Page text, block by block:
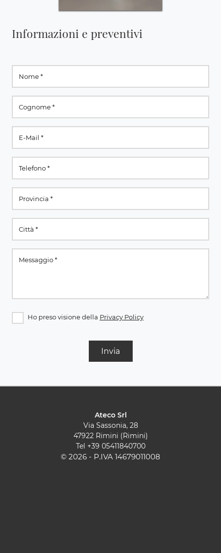
Informazioni e preventivi
Ho preso visione della Privacy Policy
Invia
Ateco Srl
Via Sassonia, 28
47922 Rimini (Rimini)
Tel +39 05411840700
© 2026 - P.IVA 14679011008